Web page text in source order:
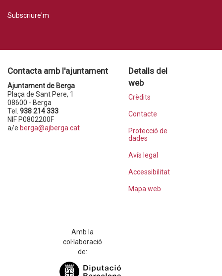
Subscriure'm
Contacta amb l'ajuntament
Ajuntament de Berga
Plaça de Sant Pere, 1
08600 - Berga
Tel. 938 214 333
NIF P0802200F
a/e berga@ajberga.cat
Detalls del
web
Crèdits
Contacte
Protecció de
dades
Avís legal
Accessibilitat
Mapa web
Amb la
col·laboració
de: